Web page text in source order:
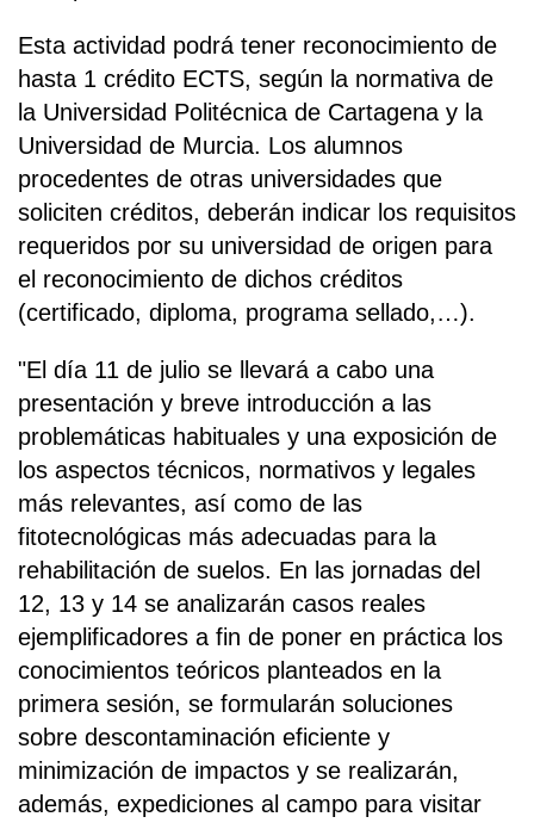
Esta actividad podrá tener reconocimiento de
hasta 1 crédito ECTS, según la normativa de
la Universidad Politécnica de Cartagena y la
Universidad de Murcia. Los alumnos
procedentes de otras universidades que
soliciten créditos, deberán indicar los requisitos
requeridos por su universidad de origen para
el reconocimiento de dichos créditos
(certificado, diploma, programa sellado,…).
"El día 11 de julio se llevará a cabo una
presentación y breve introducción a las
problemáticas habituales y una exposición de
los aspectos técnicos, normativos y legales
más relevantes, así como de las
fitotecnológicas más adecuadas para la
rehabilitación de suelos. En las jornadas del
12, 13 y 14 se analizarán casos reales
ejemplificadores a fin de poner en práctica los
conocimientos teóricos planteados en la
primera sesión, se formularán soluciones
sobre descontaminación eficiente y
minimización de impactos y se realizarán,
además, expediciones al campo para visitar